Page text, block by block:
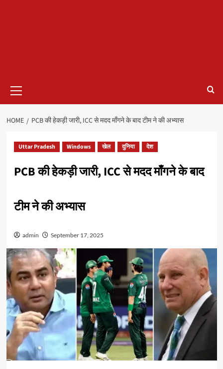
Menu
HOME PCB की हेकड़ी जारी, ICC से मदद माँगने के बाद टीम ने की अभ्यास
Uttar Pradesh Windows खेल दुनिया देश
PCB की हेकड़ी जारी, ICC से मदद माँगने के बाद
टीम ने की अभ्यास
admin September 17, 2025